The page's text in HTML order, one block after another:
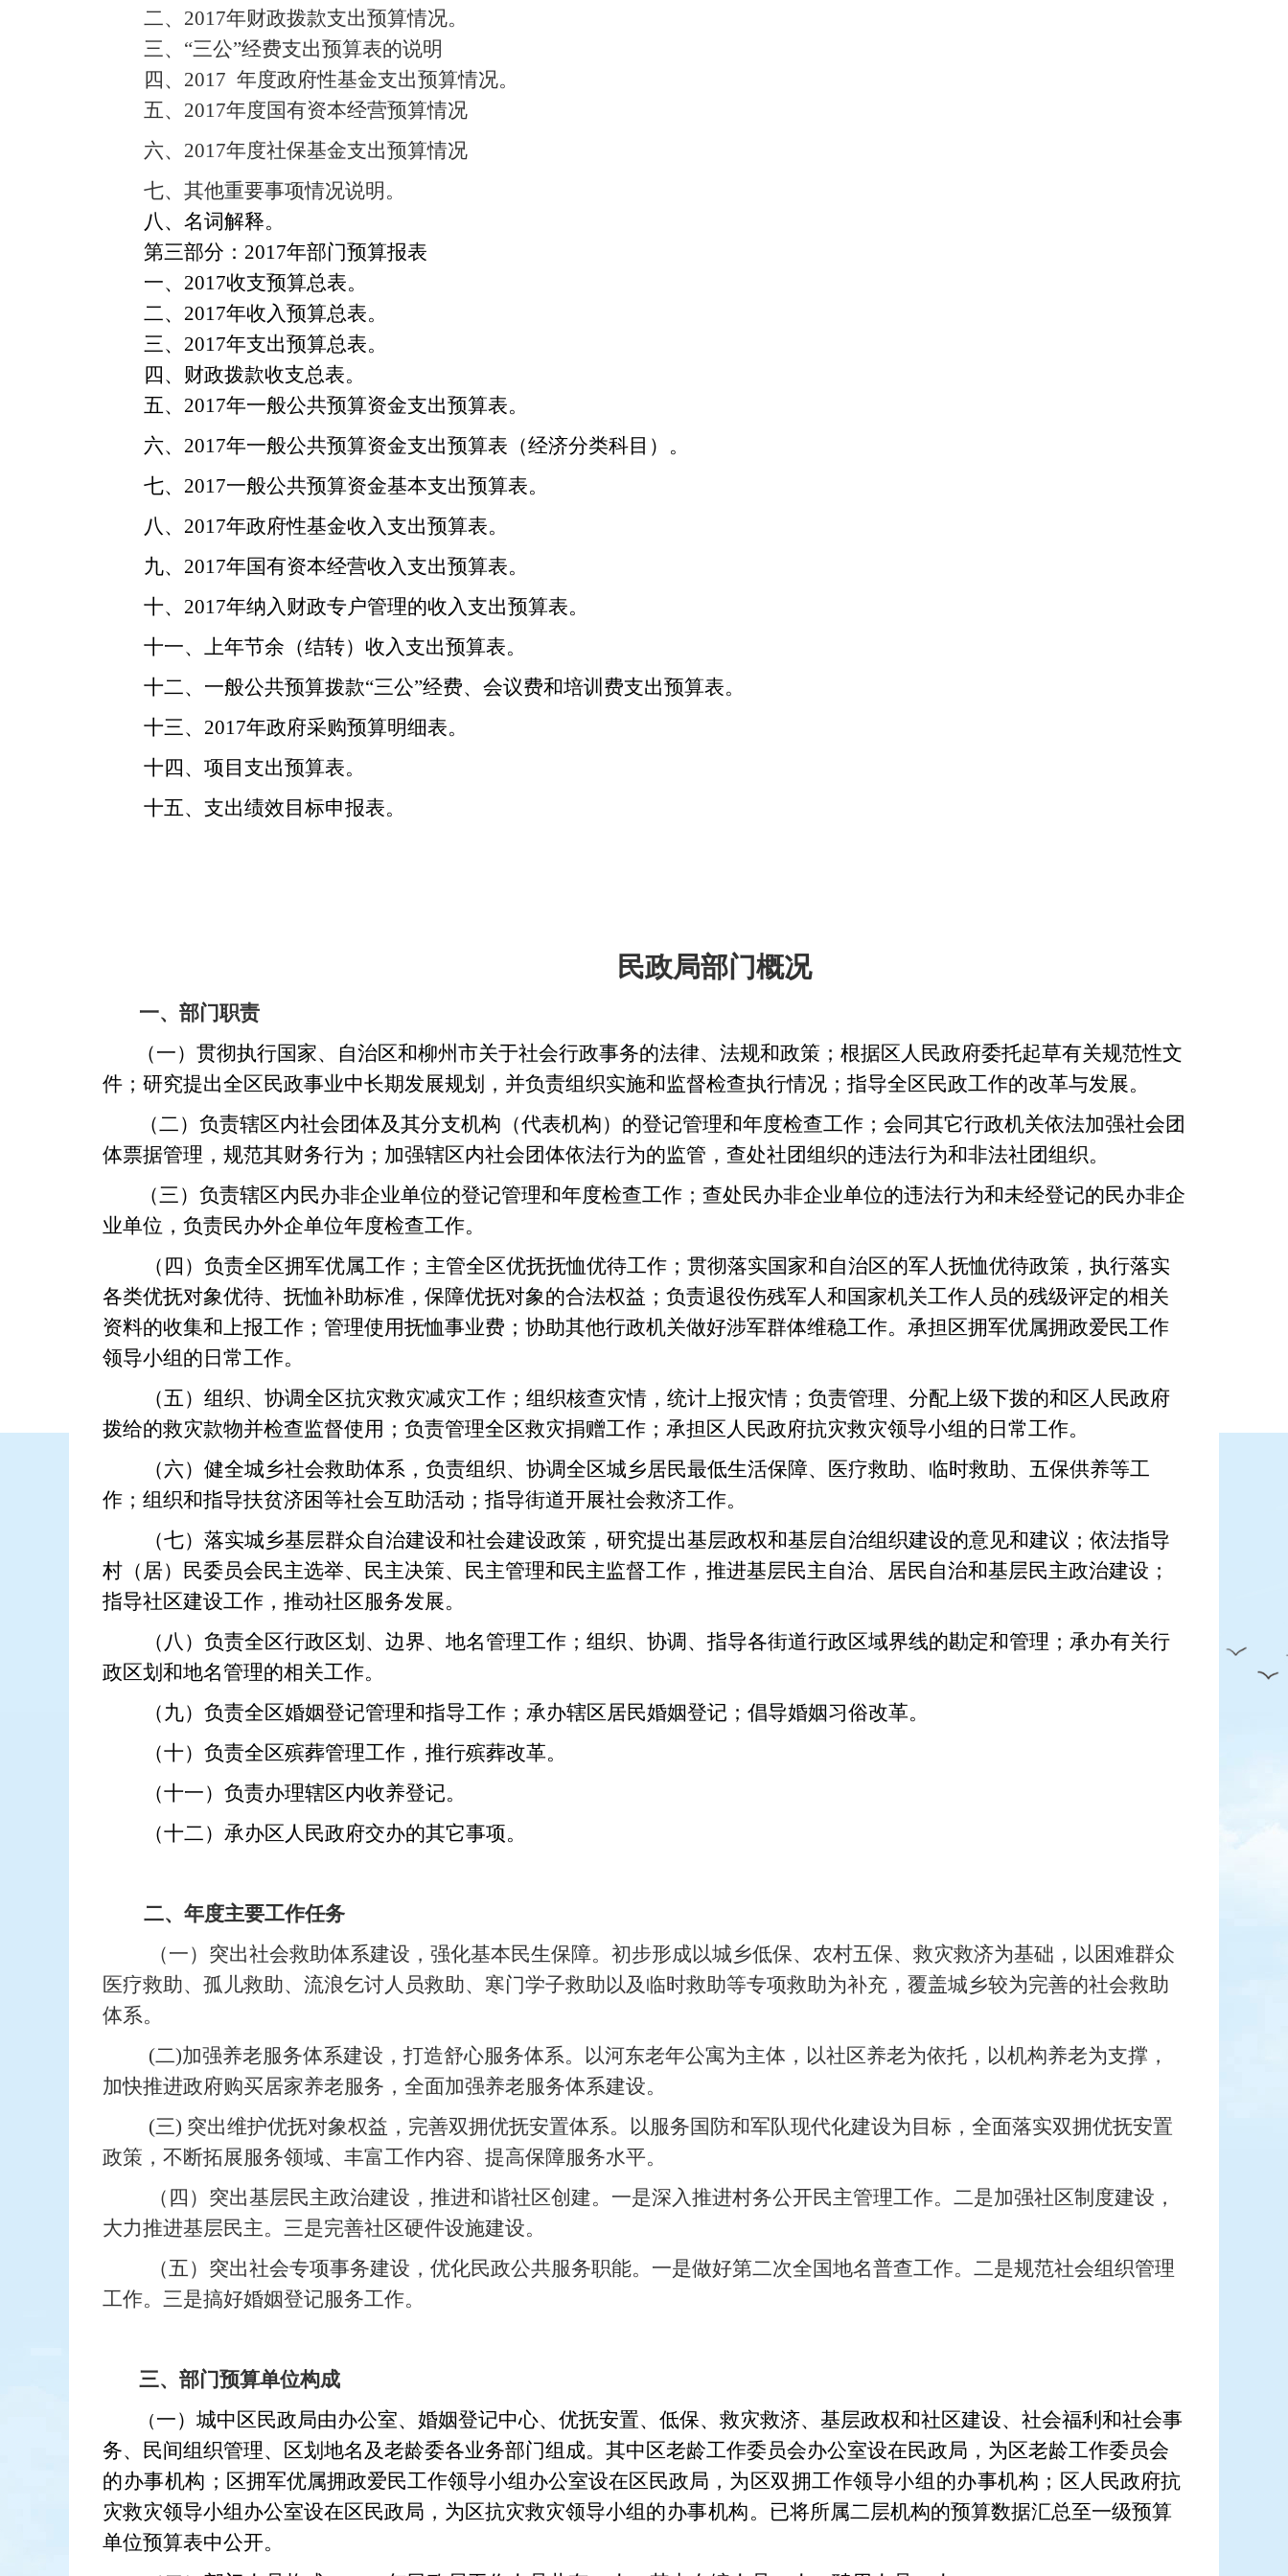
二、2017年财政拨款支出预算情况。
三、“三公”经费支出预算表的说明
四、 2017 年度政府性基金支出预算情况。
五、2017年度国有资本经营预算情况
六、2017年度社保基金支出预算情况
七、 其他重要事项情况说明。
八、 名词解释。
第三部分：2017年部门预算报表
一、 2017收支预算总表。
二、2017年收入预算总表。
三、2017年支出预算总表。
四、 财政拨款收支总表。
五、2017年一般公共预算资金支出预算表。
六、2017年一般公共预算资金支出预算表（经济分类科目）。
七、2017一般公共预算资金基本支出预算表。
八、2017年政府性基金收入支出预算表。
九、2017年国有资本经营收入支出预算表。
十、2017年纳入财政专户管理的收入支出预算表。
十一、 上年节余（结转）收入支出预算表。
十二、 一般公共预算拨款“三公”经费、会议费和培训费支出预算表。
十三、 2017年政府采购预算明细表。
十四、 项目支出预算表。
十五、 支出绩效目标申报表。
民政局部门概况
一、部门职责
（一）贯彻执行国家、自治区和柳州市关于社会行政事务的法律、法规和政策；根据区人民政府委托起草有关规范性文
件；研究提出全区民政事业中长期发展规划，并负责组织实施和监督检查执行情况；指导全区民政工作的改革与发展。
（二）负责辖区内社会团体及其分支机构（代表机构）的登记管理和年度检查工作；会同其它行政机关依法加强社会团
体票据管理，规范其财务行为；加强辖区内社会团体依法行为的监管，查处社团组织的违法行为和非法社团组织。
（三）负责辖区内民办非企业单位的登记管理和年度检查工作；查处民办非企业单位的违法行为和未经登记的民办非企
业单位，负责民办外企单位年度检查工作。
（四）负责全区拥军优属工作；主管全区优抚抚恤优待工作；贯彻落实国家和自治区的军人抚恤优待政策，执行落实
各类优抚对象优待、抚恤补助标准，保障优抚对象的合法权益；负责退役伤残军人和国家机关工作人员的残级评定的相关
资料的收集和上报工作；管理使用抚恤事业费；协助其他行政机关做好涉军群体维稳工作。承担区拥军优属拥政爱民工作
领导小组的日常工作。
（五）组织、协调全区抗灾救灾减灾工作；组织核查灾情，统计上报灾情；负责管理、分配上级下拨的和区人民政府
拨给的救灾款物并检查监督使用；负责管理全区救灾捐赠工作；承担区人民政府抗灾救灾领导小组的日常工作。
（六）健全城乡社会救助体系，负责组织、协调全区城乡居民最低生活保障、医疗救助、临时救助、五保供养等工
作；组织和指导扶贫济困等社会互助活动；指导街道开展社会救济工作。
（七）落实城乡基层群众自治建设和社会建设政策，研究提出基层政权和基层自治组织建设的意见和建议；依法指导
村（居）民委员会民主选举、民主决策、民主管理和民主监督工作，推进基层民主自治、居民自治和基层民主政治建设；
指导社区建设工作，推动社区服务发展。
（八）负责全区行政区划、边界、地名管理工作；组织、协调、指导各街道行政区域界线的勘定和管理；承办有关行
政区划和地名管理的相关工作。
（九）负责全区婚姻登记管理和指导工作；承办辖区居民婚姻登记；倡导婚姻习俗改革。
（十）负责全区殡葬管理工作，推行殡葬改革。
（十一）负责办理辖区内收养登记。
（十二）承办区人民政府交办的其它事项。
二、年度主要工作任务
（一）突出社会救助体系建设，强化基本民生保障。初步形成以城乡低保、农村五保、救灾救济为基础，以困难群众
医疗救助、孤儿救助、流浪乞讨人员救助、寒门学子救助以及临时救助等专项救助为补充，覆盖城乡较为完善的社会救助
体系。
(二)加强养老服务体系建设，打造舒心服务体系。以河东老年公寓为主体，以社区养老为依托，以机构养老为支撑，
加快推进政府购买居家养老服务，全面加强养老服务体系建设。
(三) 突出维护优抚对象权益，完善双拥优抚安置体系。以服务国防和军队现代化建设为目标，全面落实双拥优抚安置
政策，不断拓展服务领域、丰富工作内容、提高保障服务水平。
（四）突出基层民主政治建设，推进和谐社区创建。一是深入推进村务公开民主管理工作。二是加强社区制度建设，
大力推进基层民主。三是完善社区硬件设施建设。
（五）突出社会专项事务建设，优化民政公共服务职能。一是做好第二次全国地名普查工作。二是规范社会组织管理
工作。三是搞好婚姻登记服务工作。
三、部门预算单位构成
（一）城中区民政局由办公室、婚姻登记中心、优抚安置、低保、救灾救济、基层政权和社区建设、社会福利和社会事
务、民间组织管理、区划地名及老龄委各业务部门组成。其中区老龄工作委员会办公室设在民政局，为区老龄工作委员会
的办事机构； 区拥军优属拥政爱民工作领导小组办公室设在区民政局， 为区双拥工作领导小组的办事机构； 区人民政府抗
灾救灾领导小组办公室设在区民政局，为区抗灾救灾领导小组的办事机构。 已将所属二层机构的预算数据汇总至一级预算
单位预算表中公开。